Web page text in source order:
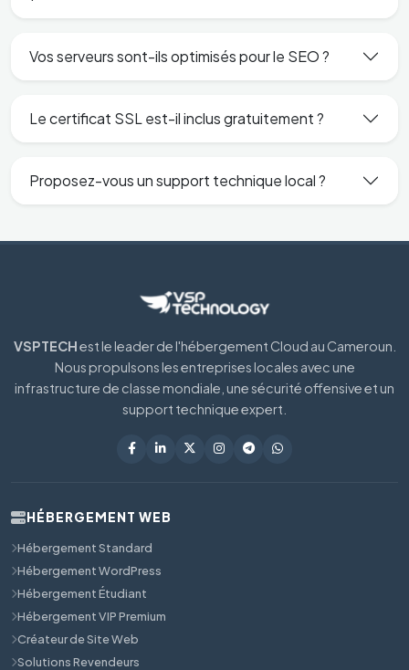
Vos serveurs sont-ils optimisés pour le SEO ?
Le certificat SSL est-il inclus gratuitement ?
Proposez-vous un support technique local ?
VSPTECHest le leader de l'hébergement Cloud au Cameroun.
Nous propulsons les entreprises locales avec une
infrastructure de classe mondiale, une sécurité offensive et un
support technique expert.
HÉBERGEMENT WEB
Hébergement Standard
Hébergement WordPress
Hébergement Étudiant
Hébergement VIP Premium
Créateur de Site Web
Solutions Revendeurs